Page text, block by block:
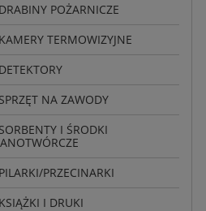
DRABINY POŻARNICZE
KAMERY TERMOWIZYJNE
DETEKTORY
SPRZĘT NA ZAWODY
SORBENTY I ŚRODKI
PILARKI/PRZECINARKI
KSIĄŻKI I DRUKI